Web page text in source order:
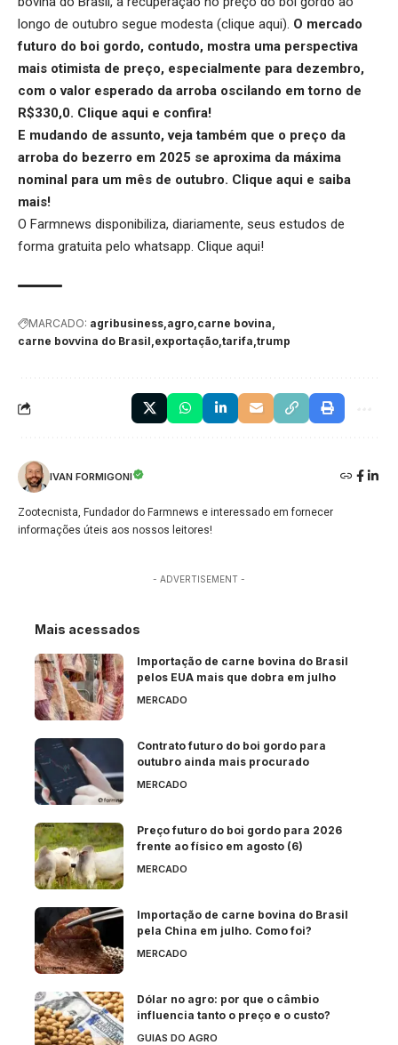
longo de outubro segue modesta (clique aqui). O mercado
futuro do boi gordo, contudo, mostra uma perspectiva
mais otimista de preço, especialmente para dezembro,
com o valor esperado da arroba oscilando em torno de
R$330,0. Clique aqui e confira!
E mudando de assunto, veja também que o preço da
arroba do bezerro em 2025 se aproxima da máxima
nominal para um mês de outubro. Clique aqui e saiba
mais!
O Farmnews disponibiliza, diariamente, seus estudos de
forma gratuita pelo whatsapp. Clique aqui!
MARCADO: agribusiness agro carne bovina
carne bovvina do Brasil exportação tarifa trump
IVAN FORMIGONI
Zootecnista, Fundador do Farmnews e interessado em fornecer
informações úteis aos nossos leitores!
- ADVERTISEMENT -
Mais acessados
Importação de carne bovina do Brasil
pelos EUA mais que dobra em julho
MERCADO
Contrato futuro do boi gordo para
outubro ainda mais procurado
MERCADO
Preço futuro do boi gordo para 2026
frente ao físico em agosto (6)
MERCADO
Importação de carne bovina do Brasil
pela China em julho. Como foi?
MERCADO
Dólar no agro: por que o câmbio
influencia tanto o preço e o custo?
GUIAS DO AGRO